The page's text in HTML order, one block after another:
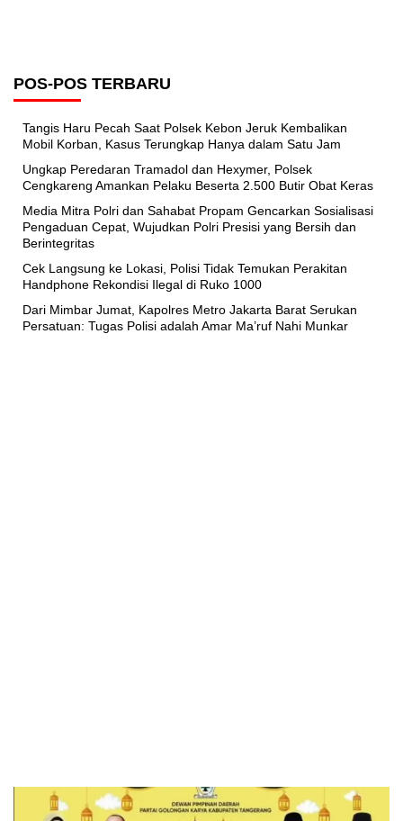
POS-POS TERBARU
Tangis Haru Pecah Saat Polsek Kebon Jeruk Kembalikan
Mobil Korban, Kasus Terungkap Hanya dalam Satu Jam
Ungkap Peredaran Tramadol dan Hexymer, Polsek
Cengkareng Amankan Pelaku Beserta 2.500 Butir Obat Keras
Media Mitra Polri dan Sahabat Propam Gencarkan Sosialisasi
Pengaduan Cepat, Wujudkan Polri Presisi yang Bersih dan
Berintegritas
Cek Langsung ke Lokasi, Polisi Tidak Temukan Perakitan
Handphone Rekondisi Ilegal di Ruko 1000
Dari Mimbar Jumat, Kapolres Metro Jakarta Barat Serukan
Persatuan: Tugas Polisi adalah Amar Ma’ruf Nahi Munkar